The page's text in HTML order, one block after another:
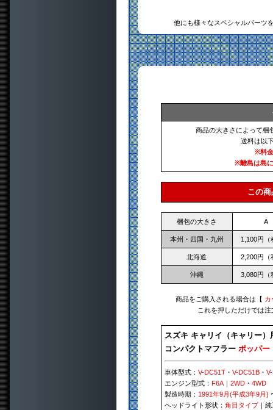
他にも様々なスペシャルパーツ
商品の大きさによって梱
送料は以
※料
※離島は島
この
梱包の大きさ A
本州・四国・九州 1,100円（
北海道 2,200円（
沖縄 3,080円（
商品をご購入される場合は【 カ
これを押しただけでは
スズキ キャリイ（キャリー）
コンパクトマフラー ポッパー
車体型式： V-DC51T・ V-DC51B・
エンジン型式： F6A｜ 2WD・ 4WD
製造時期： 1991年9月(平成3年9月)
ヘッドライト形状： 角目タイプ｜純